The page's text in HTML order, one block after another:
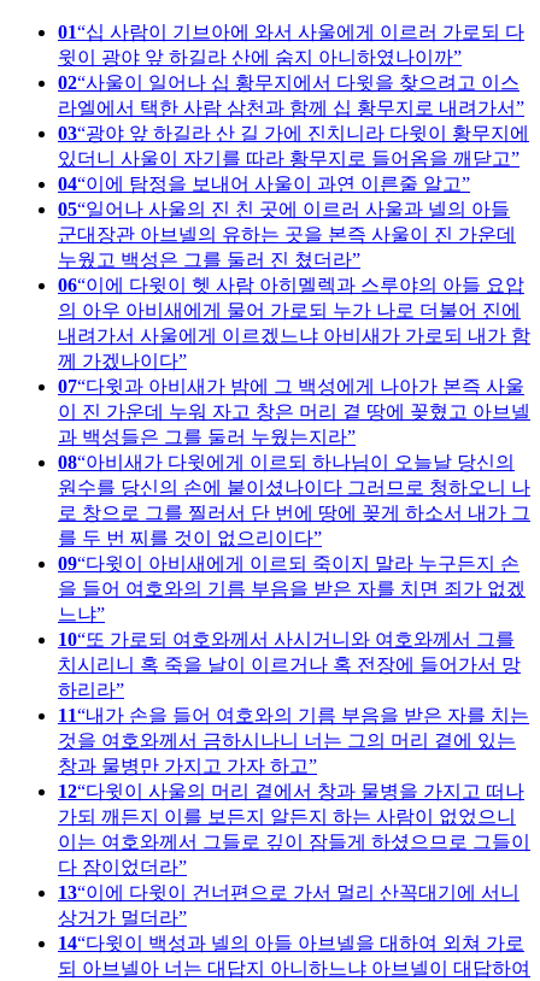
01 십 사람이 기브아에 와서 사울에게 이르러 가로되 다
윗이 광야 앞 하길라 산에 숨지 아니하였나이까
02 사울이 일어나 십 황무지에서 다윗을 찾으려고 이스
라엘에서 택한 사람 삼천과 함께 십 황무지로 내려가서
03 광야 앞 하길라 산 길 가에 진치니라 다윗이 황무지에
있더니 사울이 자기를 따라 황무지로 들어옴을 깨닫고
04 이에 탐정을 보내어 사울이 과연 이른줄 알고
05 일어나 사울의 진 친 곳에 이르러 사울과 넬의 아들
군대장관 아브넬의 유하는 곳을 본즉 사울이 진 가운데
누웠고 백성은 그를 둘러 진 쳤더라
06 이에 다윗이 헷 사람 아히멜렉과 스루야의 아들 요압
의 아우 아비새에게 물어 가로되 누가 나로 더불어 진에
내려가서 사울에게 이르겠느냐 아비새가 가로되 내가 함
께 가겠나이다
07 다윗과 아비새가 밤에 그 백성에게 나아가 본즉 사울
이 진 가운데 누워 자고 창은 머리 곁 땅에 꽂혔고 아브넬
과 백성들은 그를 둘러 누웠는지라
08 아비새가 다윗에게 이르되 하나님이 오늘날 당신의
원수를 당신의 손에 붙이셨나이다 그러므로 청하오니 나
로 창으로 그를 찔러서 단 번에 땅에 꽂게 하소서 내가 그
를 두 번 찌를 것이 없으리이다
09 다윗이 아비새에게 이르되 죽이지 말라 누구든지 손
을 들어 여호와의 기름 부음을 받은 자를 치면 죄가 없겠
느냐
10 또 가로되 여호와께서 사시거니와 여호와께서 그를
치시리니 혹 죽을 날이 이르거나 혹 전장에 들어가서 망
하리라
11 내가 손을 들어 여호와의 기름 부음을 받은 자를 치는
것을 여호와께서 금하시나니 너는 그의 머리 곁에 있는
창과 물병만 가지고 가자 하고
12 다윗이 사울의 머리 곁에서 창과 물병을 가지고 떠나
가되 깨든지 이를 보든지 알든지 하는 사람이 없었으니
이는 여호와께서 그들로 깊이 잠들게 하셨으므로 그들이
다 잠이었더라
13 이에 다윗이 건너편으로 가서 멀리 산꼭대기에 서니
상거가 멀더라
14 다윗이 백성과 넬의 아들 아브넬을 대하여 외쳐 가로
되 아브넬아 너는 대답지 아니하느냐 아브넬이 대답하여